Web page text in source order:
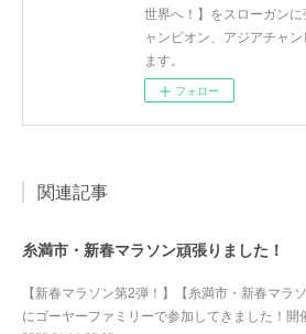
世界へ！】をスローガン
ャンピオン、アジアチャ
ます。
フォロー
関連記事
糸満市・新春マラソン頑張りました！
【新春マラソン第2弾！】【糸満市・新春マラソ
にゴーヤーファミリーで参加してきました！開